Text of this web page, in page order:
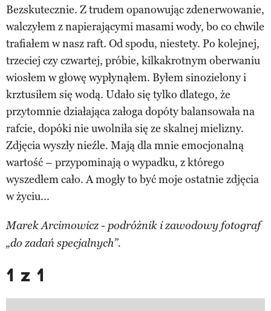
Bezskutecznie. Z trudem opanowując zdenerwowanie,
walczyłem z napierającymi masami wody, bo co chwile
trafiałem w nasz raft. Od spodu, niestety. Po kolejnej,
trzeciej czy czwartej, próbie, kilkakrotnym oberwaniu
wiosłem w głowę wypłynąłem. Byłem sinozielony i
krztusiłem się wodą. Udało się tylko dlatego, że
przytomnie działająca załoga dopóty balansowała na
rafcie, dopóki nie uwolniła się ze skalnej mielizny.
Zdjęcia wyszły nieźle. Mają dla mnie emocjonalną
wartość – przypominają o wypadku, z którego
wyszedłem cało. A mogły to być moje ostatnie zdjęcia
w życiu...
Marek Arcimowicz - podróżnik i zawodowy fotograf
„do zadań specjalnych”.
1 z 1